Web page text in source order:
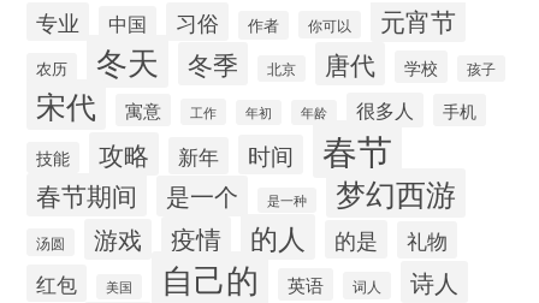
专业 中国 习俗 作者 你可以 元宵节
农历 冬天 冬季 北京 唐代 学校 孩子
宋代 寓意 工作 年初 年龄 很多人 手机
技能 攻略 新年 时间 春节
春节期间 是一个 是一种 梦幻西游
汤圆 游戏 疫情 的人 的是
礼物
红包
美国 自己的 英语 词人 诗人